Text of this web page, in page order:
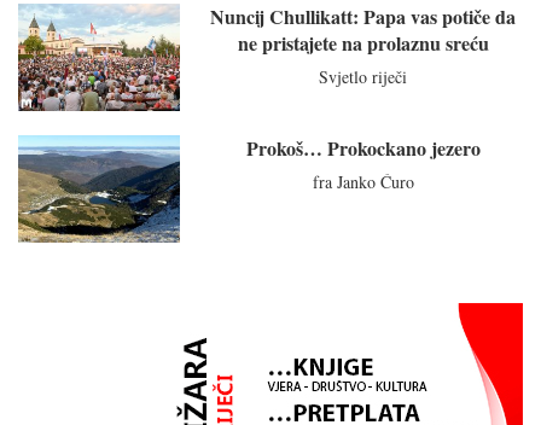
Nuncij Chullikatt: Papa vas potiče da
ne pristajete na prolaznu sreću
Svjetlo riječi
Prokoš… Prokockano jezero
fra Janko Ćuro